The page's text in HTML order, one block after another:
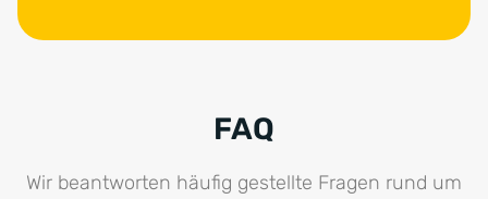
FAQ
Wir beantworten häufig gestellte Fragen rund um